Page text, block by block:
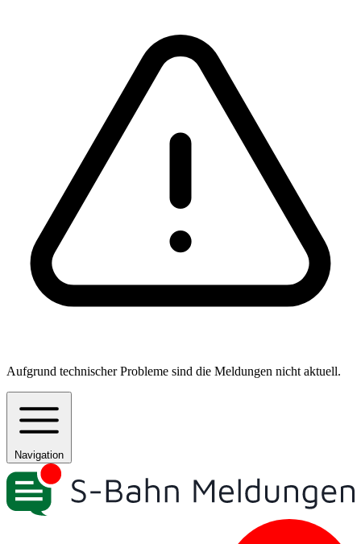
Aufgrund technischer Probleme sind die Meldungen nicht aktuell.
Navigation